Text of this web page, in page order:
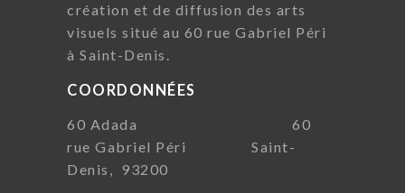
création et de diffusion des arts
visuels situé au 60 rue Gabriel Péri
à Saint-Denis.
COORDONNÉES
60 Adada 60
rue Gabriel Péri Saint-
Denis, 93200